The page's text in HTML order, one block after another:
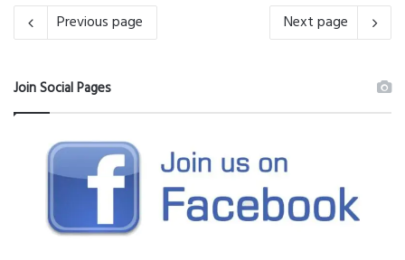
Previous page Next page
Join Social Pages